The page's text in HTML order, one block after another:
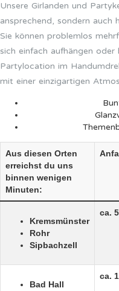
Unsere Girlanden und
ansprechend, sondern auch
Sie können problemlos
sich einfach aufhängen oder
Partylocation im
mit einer einzigartigen
Aus diesen Orten
erreichst du uns
binnen wenigen
Minuten:
Kremsmünster
Rohr
Sipbachzell
ca.
Bad Hall
ca.